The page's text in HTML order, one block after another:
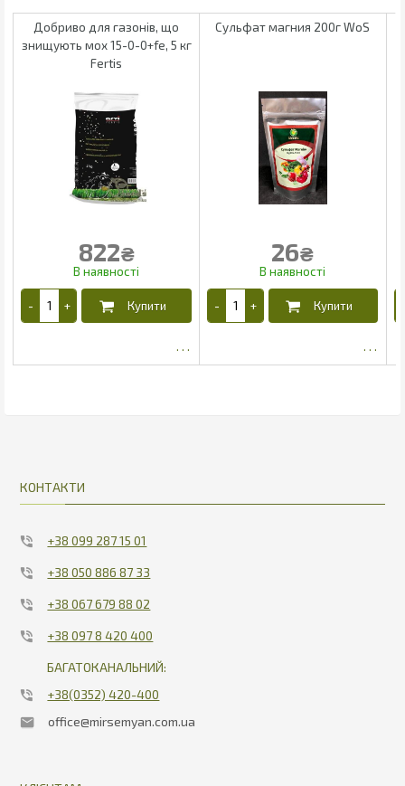
Добриво для газонів, що
знищують мох 15-0-0+fe, 5 кг
Fertis
822₴
Сульфат магния 200г WoS
26₴
КОНТАКТИ
+38 099 287 15 01
+38 050 886 87 33
+38 067 679 88 02
+38 097 8 420 400
БАГАТОКАНАЛЬНИЙ:
+38(0352) 420-400
office@mirsemyan.com.ua